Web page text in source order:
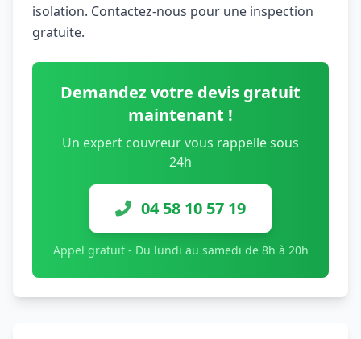
isolation. Contactez-nous pour une inspection
gratuite.
Demandez votre devis gratuit
maintenant !
Un expert couvreur vous rappelle sous
24h
04 58 10 57 19
Appel gratuit - Du lundi au samedi de 8h à 20h